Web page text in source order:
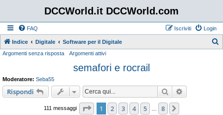
DCCWorld.it DCCWorld.com
FAQ Login
Iscriviti
Indice Digitale Software per il Digitale
Argomenti senza risposta Argomenti attivi
semafori e rocrail
Moderatore: Seba55
Rispondi Cerca
111 messaggi Pagina di
1 2 3 4 5 8